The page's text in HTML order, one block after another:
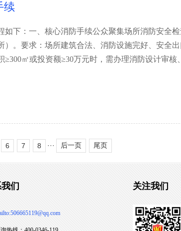
续
如下：一、核心消防手续公众聚集场所消防安全
。要求：场所建筑合法、消防设施完好、安全出
㎡或投资额≥30万元时，需办理消防设计审核
6 7 8 ··· 后一页 尾页
们 关注我们